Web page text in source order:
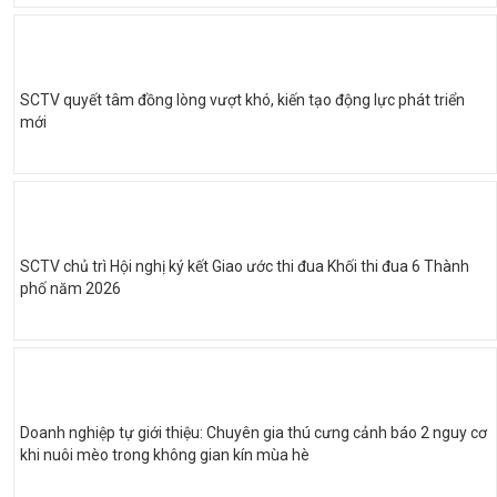
SCTV quyết tâm đồng lòng vượt khó, kiến tạo động lực phát triển
mới
SCTV chủ trì Hội nghị ký kết Giao ước thi đua Khối thi đua 6 Thành
phố năm 2026
Doanh nghiệp tự giới thiệu: Chuyên gia thú cưng cảnh báo 2 nguy cơ
khi nuôi mèo trong không gian kín mùa hè